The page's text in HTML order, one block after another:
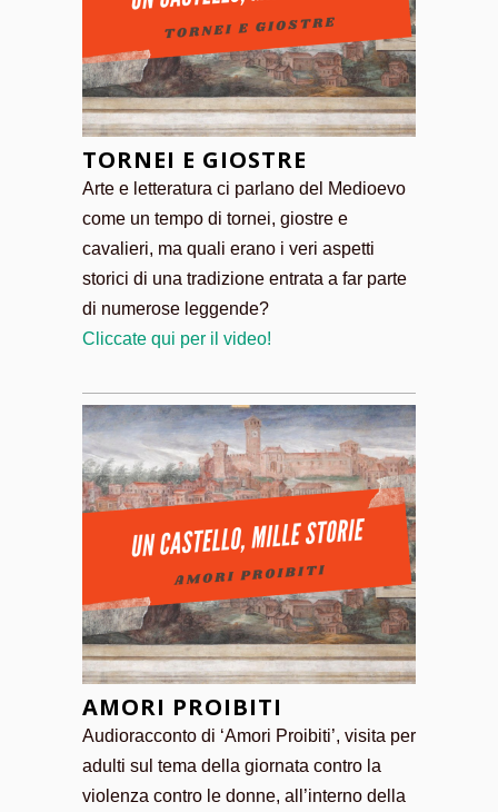
TORNEI E GIOSTRE
Arte e letteratura ci parlano del Medioevo
come un tempo di tornei, giostre e
cavalieri, ma quali erano i veri aspetti
storici di una tradizione entrata a far parte
di numerose leggende?
Cliccate qui per il video!
AMORI PROIBITI
Audioracconto di ‘Amori Proibiti’, visita per
adulti sul tema della giornata contro la
violenza contro le donne, all’interno della